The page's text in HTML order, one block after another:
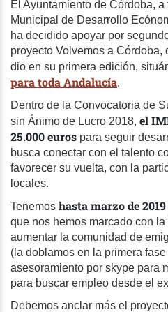
El Ayuntamiento de Córdoba,
Municipal de Desarrollo
ha decidido apoyar por
proyecto Volvemos a Córdoba,
dio en su primera edición,
para toda Andalucía.
Dentro de la Convocatoria de
sin Ánimo de Lucro 2018, el
25.000 euros para seguir
busca conectar con el talento
favorecer su vuelta, con la
locales.
Tenemos hasta marzo de 2019
que nos hemos marcado con
aumentar la comunidad de
(la doblamos en la primera
asesoramiento por skype para
para buscar empleo desde el
Debemos anclar más el